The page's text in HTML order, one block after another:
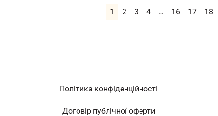
1 2 3 4 … 16 17 18
Політика конфіденційності
Договір публічної оферти